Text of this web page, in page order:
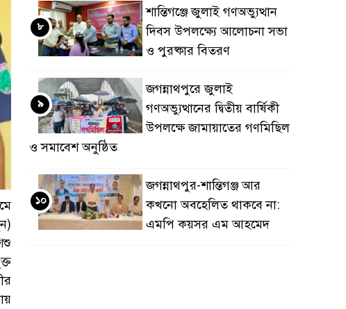
শান্তিগঞ্জে জুলাই গণঅভ্যুত্থান
দিবস উপলক্ষ্যে আলোচনা সভা
ও পুরষ্কার বিতরণ
৮
জগন্নাথপুরে জুলাই
গণঅভ্যুত্থানের দ্বিতীয় বার্ষিকী
উপলক্ষে জামায়াতের গণমিছিল
ও সমাবেশ অনুষ্ঠিত
৯
জগন্নাথপুর-শান্তিগঞ্জ আর
কখনো অবহেলিত থাকবে না:
এমপি কয়সর এম আহমেদ
১০